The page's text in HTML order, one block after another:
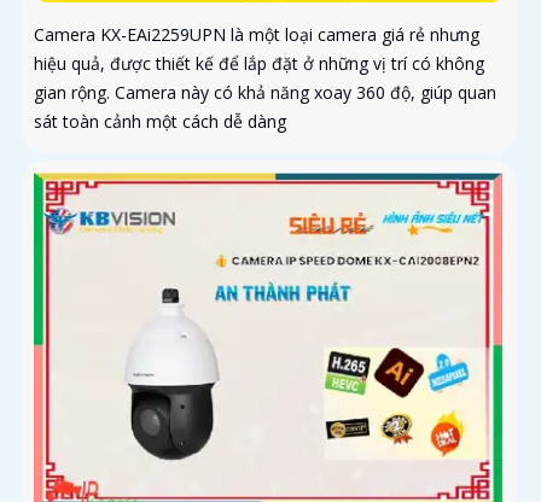
Camera KX-EAi2259UPN là một loại camera giá rẻ nhưng
hiệu quả, được thiết kế để lắp đặt ở những vị trí có không
gian rộng. Camera này có khả năng xoay 360 độ, giúp quan
sát toàn cảnh một cách dễ dàng